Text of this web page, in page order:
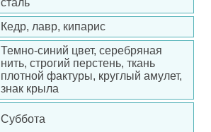
сталь
Кедр, лавр, кипарис
Темно-синий цвет, серебряная
нить, строгий перстень, ткань
плотной фактуры, круглый амулет,
знак крыла
Суббота